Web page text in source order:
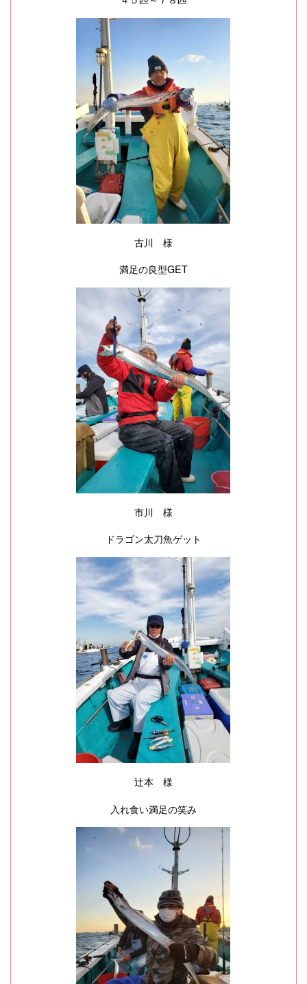
古川 様
満足の良型GET
市川 様
ドラゴン太刀魚ゲット
辻本 様
入れ食い満足の笑み